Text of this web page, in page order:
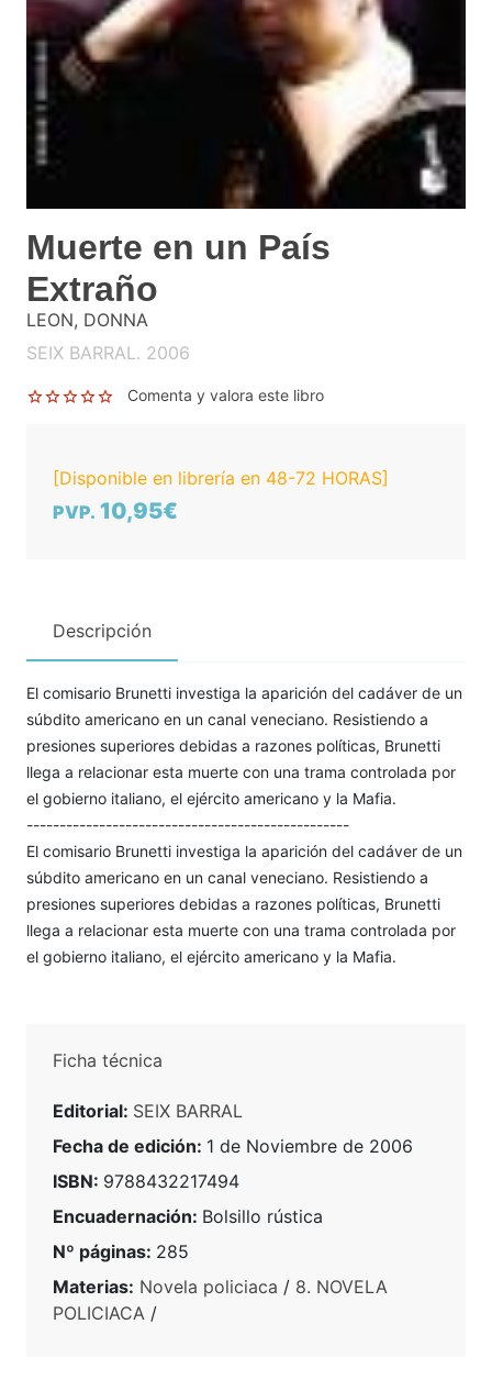
Muerte en un País
Extraño
LEON, DONNA
SEIX BARRAL. 2006
Comenta y valora este libro
[Disponible en librería en 48-72 HORAS]
PVP. 10,95€
Descripción
El comisario Brunetti investiga la aparición del cadáver de un
súbdito americano en un canal veneciano. Resistiendo a
presiones superiores debidas a razones políticas, Brunetti
llega a relacionar esta muerte con una trama controlada por
el gobierno italiano, el ejército americano y la Mafia.
-------------------------------------------------
El comisario Brunetti investiga la aparición del cadáver de un
súbdito americano en un canal veneciano. Resistiendo a
presiones superiores debidas a razones políticas, Brunetti
llega a relacionar esta muerte con una trama controlada por
el gobierno italiano, el ejército americano y la Mafia.
Ficha técnica
Editorial: SEIX BARRAL
Fecha de edición: 1 de Noviembre de 2006
ISBN: 9788432217494
Encuadernación: Bolsillo rústica
Nº páginas: 285
Materias: Novela policiaca / 8. NOVELA
POLICIACA /